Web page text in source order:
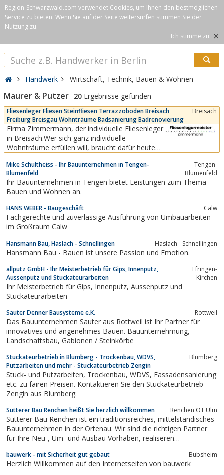
Region-Schwarzwald.com verwendet Cookies, um Ihnen den bestmöglichen
Service zu bieten. Wenn Sie auf der Seite weitersurfen stimmen Sie der
Nutzung zu.
Ich stimme zu. ×
Handwerk Wirtschaft, Technik, Bauen & Wohnen
Maurer & Putzer 20 Ergebnisse gefunden
Fliesenleger Fliesen Steinfliesen Terrazzoboden Breisach
Freiburg Breisgau Wohnträume Badsanierung Badrenovierung
Breisach
Firma Zimmermann, der individuelle Fliesenleger
in Breisach.Wer sich ganz individuelle
Wohnträume erfüllen will, braucht dafür heute
kann sich ganz handfest mit flexibeln
Bauelementen genau die erträumten
Raumkomponenten schaffen.Dem
zunehmenden Wunsch nach individueller...
Mike Schultheiss - Ihr Bauunternehmen in Tengen-
Blumenfeld
Tengen-
Blumenfeld
Ihr Bauunternehmen in Tengen bietet Leistungen zum Thema
Bauen und Wohnen an.
HANS WEBER - Baugeschäft Calw
Fachgerechte und zuverlässige Ausführung von Umbauarbeiten
im Großraum Calw
Hansmann Bau, Haslach - Schnellingen Haslach - Schnellingen
Hansmann Bau - Bauen ist unsere Passion und Emotion.
allputz GmbH - Ihr Meisterbetrieb für Gips, Innenputz,
Aussenputz und Stuckateurarbeiten
Efringen-
Kirchen
Ihr Meisterbetrieb für Gips, Innenputz, Aussenputz und
Stuckateurarbeiten
Sauter Denner Bausysteme e.K. Rottweil
Das Bauunternehmen Sauter aus Rottweil ist Ihr Partner für
innovatives und angenehmes Bauen. Bauunternehmung,
Landschaftsbau, Gabionen / Steinkörbe
Stuckateurbetrieb in Blumberg - Trockenbau, WDVS,
Putzarbeiten und mehr - Stuckateurbetrieb Zengin
Blumberg
Stuck- und Putzarbeiten, Trockenbau, WDVS, Fassadensanierung
etc. zu fairen Preisen. Kontaktieren Sie den Stuckateurbetrieb
Zengin aus Blumberg.
Sutterer Bau Renchen heißt Sie herzlich willkommen Renchen OT Ulm
Sutterer Bau Renchen ist ein traditionsreiches, mittelständisches
Bauunternehmen in der Ortenau. Wir sind die richtigen Partner
für Ihre Neu-, Um- und Ausbau Vorhaben, realiseren
Gebäudesanierung.
bauwerk - mit Sicherheit gut gebaut Bubsheim
Herzlich Willkommen auf den Internetseiten von bauwerk